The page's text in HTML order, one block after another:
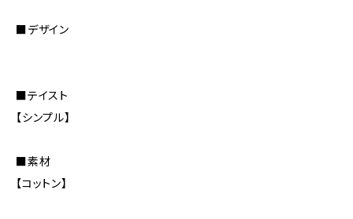
■デザイン
■テイスト
【シンプル】
■素材
【コットン】